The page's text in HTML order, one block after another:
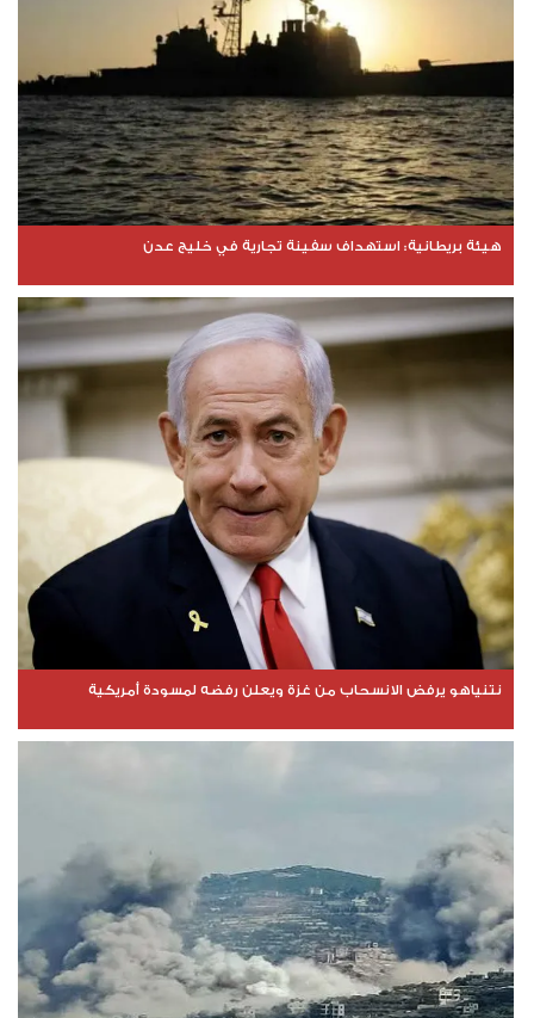
هيئة بريطانية: استهداف سفينة تجارية في خليج عدن
نتنياهو يرفض الانسحاب من غزة ويعلن رفضه لمسودة أمريكية